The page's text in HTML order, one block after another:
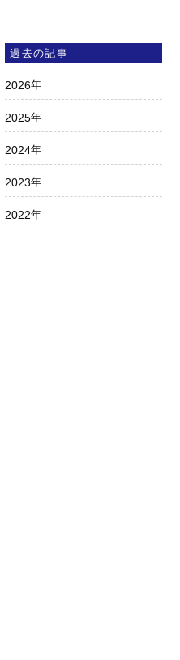
過去の記事
2026年
2025年
2024年
2023年
2022年